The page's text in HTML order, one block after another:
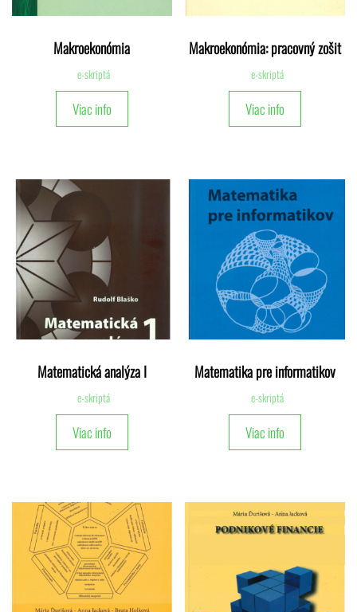
Makroekonómia
e-skriptá
Viac info
Makroekonómia: pracovný zošit
e-skriptá
Viac info
Matematická analýza I
e-skriptá
Viac info
Matematika pre informatikov
e-skriptá
Viac info